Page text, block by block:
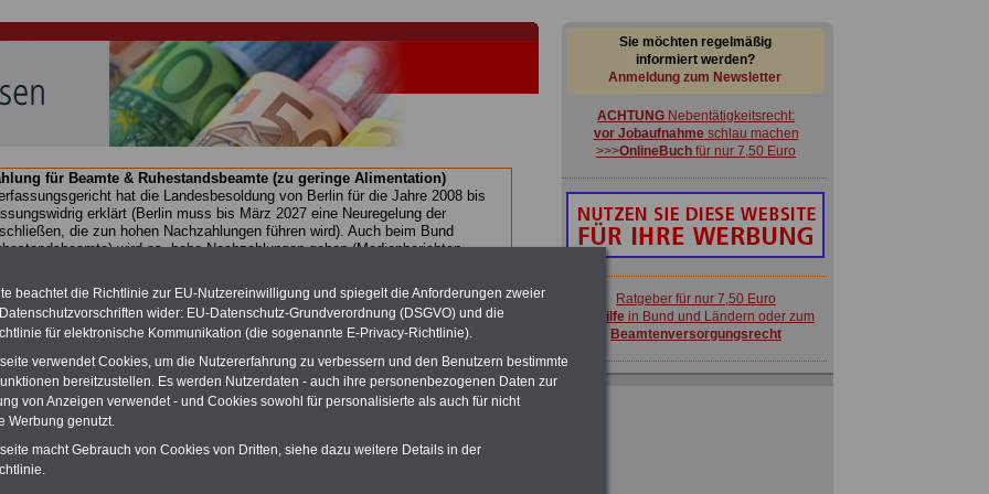
für Beamte & Ruhestandsbeamte (zu geringe Alimentation)
hat die Landesbesoldung von Berlin für die Jahre 2008 bis
erklärt (Berlin muss bis März 2027 eine Neuregelung der
die zun hohen Nachzahlungen führen wird). Auch beim Bund
wird es hohe Nachzahlungen geben (Medienberichten
hierzu eine Broschüre heraus, die unmittelbar nach dem Beschluss des
der Bundesregierung vorgelegt wird (wahrscheinlich im Quartal.2026
der Broschüre.
in Hessen
mit drei Ratgebern für nur
für Beamtinnen
versorgungsrecht
wichtigen Themen für Beamte und dem Öff.
Sie möchten regelmäßig
informiert werden?
Anmeldung zum Newsletter
ACHTUNG Nebentätigkeitsrecht:
vor Jobaufnahmeschlau machen
>>>OnlineBuch für nur 7,50 Euro
Ratgeber für nur 7,50 Euro
Beihilfe in Bund und Ländern oder zum
Beamtenversorgungsrecht
beachtet die Richtlinie zur EU-Nutzereinwilligung und spiegelt die Anforderungen zweier
wider: EU-Datenschutz-Grundverordnung (DSGVO) und die
für elektronische Kommunikation (die sogenannte E-Privacy-Richtlinie).
verwendet Cookies, um die Nutzererfahrung zu verbessern und den Benutzern bestimmte
bereitzustellen. Es werden Nutzerdaten - auch ihre personenbezogenen Daten zur
von Anzeigen verwendet - und Cookies sowohl für personalisierte als auch für nicht
Werbung genutzt.
macht Gebrauch von Cookies von Dritten, siehe dazu weitere Details in der